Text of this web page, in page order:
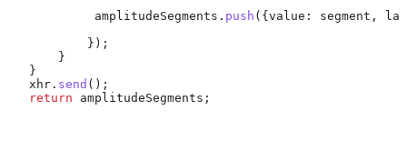
            amplitudeSegments
. push ({ value: segment ,
           });
       }
   }
   xhr
. send ();
   return
amplitudeSegments ;